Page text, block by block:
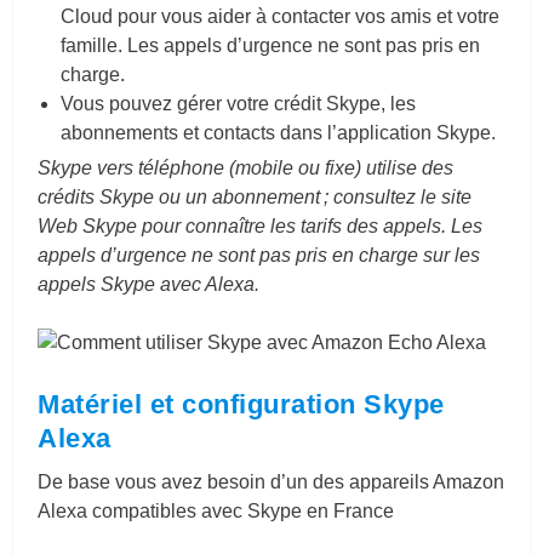
Cloud pour vous aider à contacter vos amis et votre
famille. Les appels d’urgence ne sont pas pris en
charge.
Vous pouvez gérer votre crédit Skype, les
abonnements et contacts dans l’application Skype.
Skype vers téléphone (mobile ou fixe) utilise des
crédits Skype ou un abonnement ; consultez le site
Web Skype pour connaître les tarifs des appels. Les
appels d’urgence ne sont pas pris en charge sur les
appels Skype avec Alexa.
Matériel et configuration Skype
Alexa
De base vous avez besoin d’un des appareils Amazon
Alexa compatibles avec Skype en France